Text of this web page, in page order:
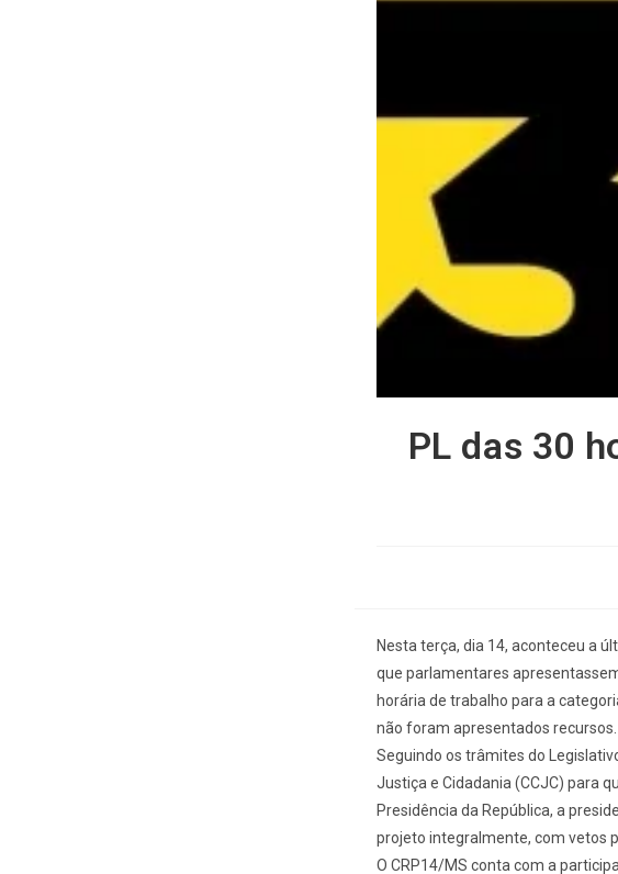
PL das 30
Nesta terça, dia 14, aconteceu a
que parlamentares
horária de trabalho para a
não foram apresentados recursos.
Seguindo os trâmites do
Justiça e Cidadania (CCJC) para
Presidência da República, a
projeto integralmente, com vetos
O CRP14/MS conta com a